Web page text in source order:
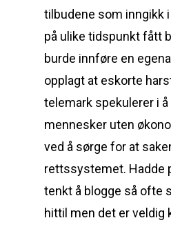
tilbudene som inngikk
på ulike tidspunkt fått
burde innføre en
opplagt at eskorte
telemark spekulerer i
mennesker uten
ved å sørge for at
rettssystemet. Hadde
tenkt å blogge så ofte
hittil men det er veldig